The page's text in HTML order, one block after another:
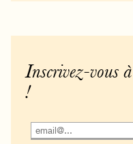
Inscrivez-vous
!